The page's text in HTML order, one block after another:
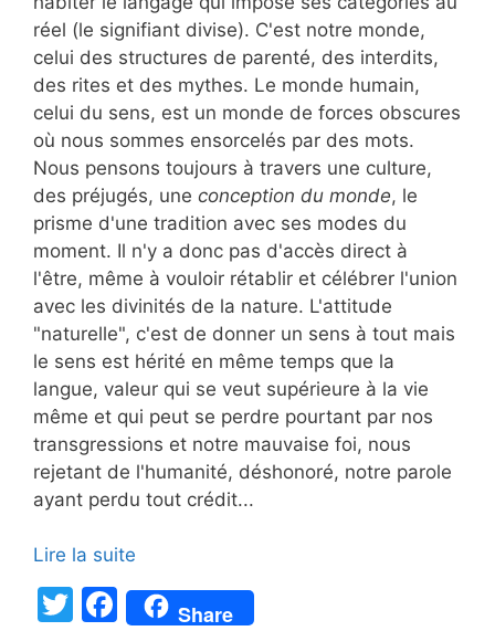
réel (le signifiant divise). C'est notre monde,
celui des structures de parenté, des interdits,
des rites et des mythes. Le monde humain,
celui du sens, est un monde de forces obscures
où nous sommes ensorcelés par des mots.
Nous pensons toujours à travers une culture,
des préjugés, une conception du monde, le
prisme d'une tradition avec ses modes du
moment. Il n'y a donc pas d'accès direct à
l'être, même à vouloir rétablir et célébrer l'union
avec les divinités de la nature. L'attitude
"naturelle", c'est de donner un sens à tout mais
le sens est hérité en même temps que la
langue, valeur qui se veut supérieure à la vie
même et qui peut se perdre pourtant par nos
transgressions et notre mauvaise foi, nous
rejetant de l'humanité, déshonoré, notre parole
ayant perdu tout crédit...
Lire la suite
T
F
Share